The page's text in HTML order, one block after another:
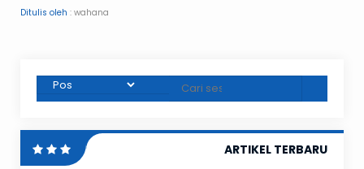
Ditulis oleh : wahana
ARTIKEL TERBARU